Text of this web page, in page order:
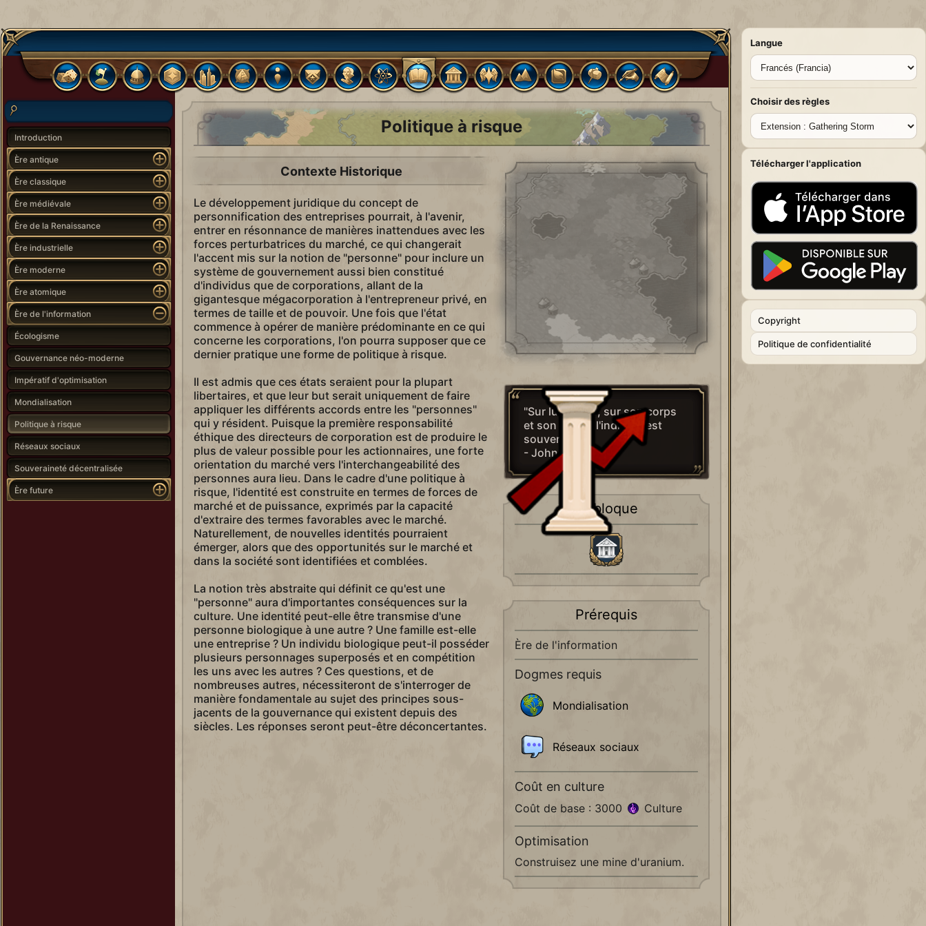
Introduction
Ère antique
Ère classique
Ère médiévale
Ère de la Renaissance
Ère industrielle
Ère moderne
Ère atomique
Ère de l'information
Écologisme
Gouvernance néo-moderne
Impératif d'optimisation
Mondialisation
Politique à risque
Réseaux sociaux
Souveraineté décentralisée
Ère future
Politique à risque
Contexte Historique
Le développement juridique du concept de
personnification des entreprises pourrait, à l'avenir,
entrer en résonnance de manières inattendues avec les
forces perturbatrices du marché, ce qui changerait
l'accent mis sur la notion de "personne" pour inclure un
système de gouvernement aussi bien constitué
d'individus que de corporations, allant de la
gigantesque mégacorporation à l'entrepreneur privé, en
termes de taille et de pouvoir. Une fois que l'état
commence à opérer de manière prédominante en ce qui
concerne les corporations, l'on pourra supposer que ce
dernier pratique une forme de politique à risque.
Il est admis que ces états seraient pour la plupart
libertaires, et que leur but serait uniquement de faire
appliquer les différents accords entre les "personnes"
qui y résident. Puisque la première responsabilité
éthique des directeurs de corporation est de produire le
plus de valeur possible pour les actionnaires, une forte
orientation du marché vers l'interchangeabilité des
personnes aura lieu. Dans le cadre d'une politique à
risque, l'identité est construite en termes de forces de
marché et de puissance, exprimés par la capacité
d'extraire des termes favorables avec le marché.
Naturellement, de nouvelles identités pourraient
émerger, alors que des opportunités sur le marché et
dans la société sont identifiées et comblées.
La notion très abstraite qui définit ce qu'est une
"personne" aura d'importantes conséquences sur la
culture. Une identité peut-elle être transmise d'une
personne biologique à une autre ? Une famille est-elle
une entreprise ? Un individu biologique peut-il posséder
plusieurs personnages superposés et en compétition
les uns avec les autres ? Ces questions, et de
nombreuses autres, nécessiteront de s'interroger de
manière fondamentale au sujet des principes sous-
jacents de la gouvernance qui existent depuis des
siècles. Les réponses seront peut-être déconcertantes.
"Sur lui-même, sur son corps
et son esprit, l'individu est
souverain."
- John Stuart Mill
Débloque
Prérequis
Ère de l'information
Dogmes requis
Mondialisation
Réseaux sociaux
Coût en culture
Coût de base : 3000 Culture
Optimisation
Construisez une mine d'uranium.
Langue
Choisir des règles
Télécharger l'application
Copyright
Politique de confidentialité